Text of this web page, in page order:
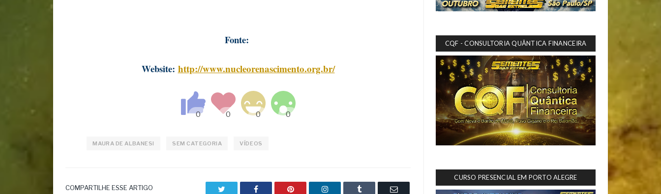
Fonte:
Website: http://www.nucleorenascimento.org.br/
MAURA DE ALBANESI SEM CATEGORIA VÍDEOS
COMPARTILHE ESSE ARTIGO Facebook Pinterest LinkedIn Tumblr Email
CQF - CONSULTORIA QUÂNTICA FINANCEIRA
CURSO PRESENCIAL EM PORTO ALEGRE